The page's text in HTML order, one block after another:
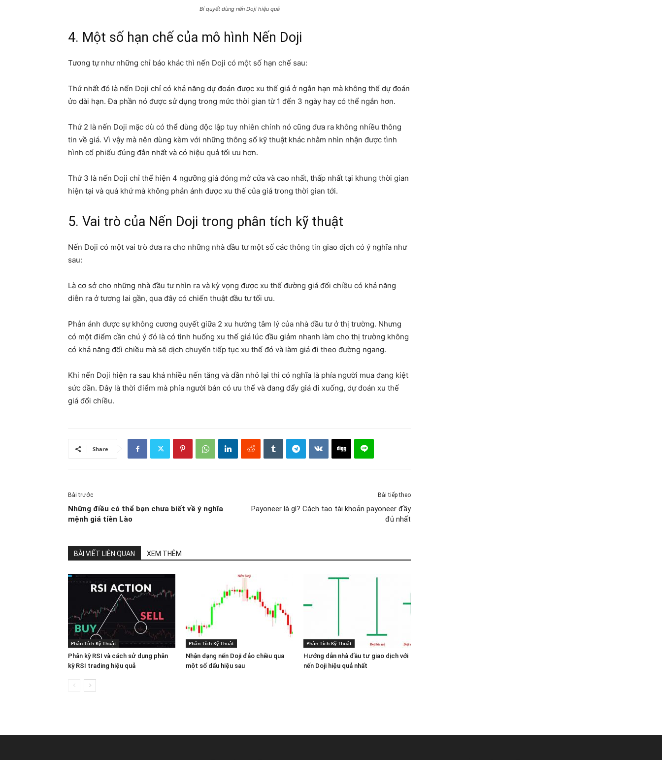
Bí quyết dùng nến Doji hiệu quả
4. Một số hạn chế của mô hình Nến Doji
Tương tự như những chỉ báo khác thì nến Doji có một số hạn chế sau:
Thứ nhất đó là nến Doji chỉ có khả năng dự đoán được xu thế giá ở ngắn hạn mà không thể dự đoán
ửo dài hạn. Đa phần nó được sử dụng trong mức thời gian từ 1 đến 3 ngày hay có thể ngắn hơn.
Thứ 2 là nến Doji mặc dù có thể dùng độc lập tuy nhiên chính nó cũng đưa ra không nhiều thông
tin về giá. Vì vậy mà nên dùng kèm với những thông số kỹ thuật khác nhằm nhìn nhận được tình
hình cổ phiếu đúng đắn nhất và có hiệu quả tối ưu hơn.
Thứ 3 là nến Doji chỉ thể hiện 4 ngưỡng giá đóng mở cửa và cao nhất, thấp nhất tại khung thời gian
hiện tại và quá khứ mà không phản ánh được xu thế của giá trong thời gian tới.
5. Vai trò của Nến Doji trong phân tích kỹ thuật
Nến Doji có một vai trò đưa ra cho những nhà đầu tư một số các thông tin giao dịch có ý nghĩa như
sau:
Là cơ sở cho những nhà đầu tư nhìn ra và kỳ vọng được xu thế đường giá đổi chiều có khả năng
diễn ra ở tương lai gần, qua đây có chiến thuật đầu tư tối ưu.
Phản ánh được sự không cương quyết giữa 2 xu hướng tâm lý của nhà đầu tư ở thị trường. Nhưng
có một điểm cần chú ý đó là có tình huống xu thế giá lúc đầu giảm nhanh làm cho thị trường không
có khả năng đổi chiều mà sẽ dịch chuyển tiếp tục xu thế đó và làm giá đi theo đường ngang.
Khi nến Doji hiện ra sau khá nhiều nến tăng và dần nhỏ lại thì có nghĩa là phía người mua đang kiệt
sức dần. Đây là thời điểm mà phía người bán có ưu thế và đang đẩy giá đi xuống, dự đoán xu thế
giá đổi chiều.
Share
Bài trước
Những điều có thể bạn chưa biết về ý nghĩa
mệnh giá tiền Lào
Bài tiếp theo
Payoneer là gì? Cách tạo tài khoản payoneer đầy
đủ nhất
BÀI VIẾT LIÊN QUAN XEM THÊM
Phân Tích Kỹ Thuật
Phân kỳ RSI và cách sử dụng phân
kỳ RSI trading hiệu quả
Phân Tích Kỹ Thuật
Nhận dạng nến Doji đảo chiều qua
một số dấu hiệu sau
Phân Tích Kỹ Thuật
Hướng dẫn nhà đầu tư giao dịch với
nến Doji hiệu quả nhất